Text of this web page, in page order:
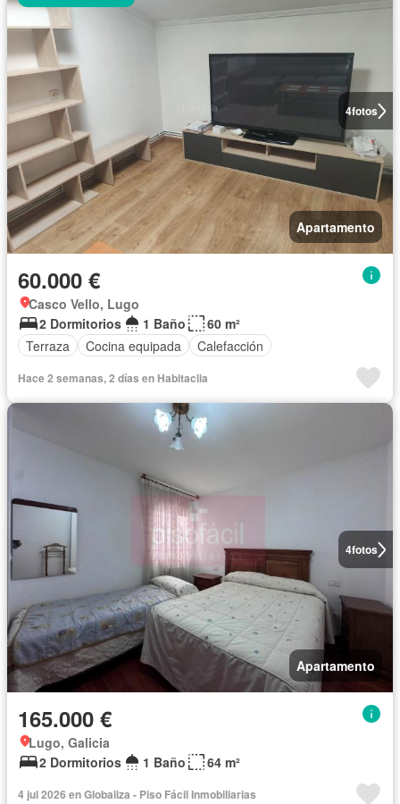
4fotos
Apartamento
60.000 €
Casco Vello, Lugo
2 Dormitorios
1 Baño
60 m²
Terraza
Cocina equipada Calefacción
Hace 2 semanas, 2 días en Habitaclia
4fotos
Apartamento
165.000 €
Lugo, Galicia
2 Dormitorios
1 Baño 64 m²
4 jul 2026 en Globaliza - Piso Fácil Inmobiliarias